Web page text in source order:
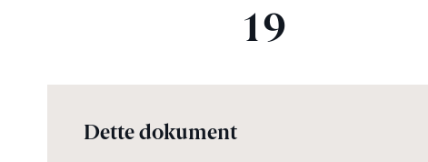
19
Dette dokument